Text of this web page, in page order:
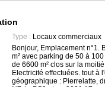
Type :Locaux commerciaux
Bonjour, Emplacement n°1.
m² avec parking de 50 à
de 6600 m² clos sur la
Electricité effectuées. tout à
géographique : Pierrelatte,